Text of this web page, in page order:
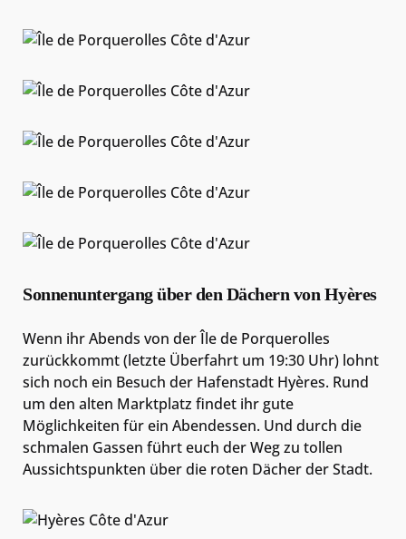
Sonnenuntergang über den Dächern von Hyères
Wenn ihr Abends von der Île de Porquerolles
zurückkommt (letzte Überfahrt um 19:30 Uhr) lohnt
sich noch ein Besuch der Hafenstadt Hyères. Rund
um den alten Marktplatz findet ihr gute
Möglichkeiten für ein Abendessen. Und durch die
schmalen Gassen führt euch der Weg zu tollen
Aussichtspunkten über die roten Dächer der Stadt.